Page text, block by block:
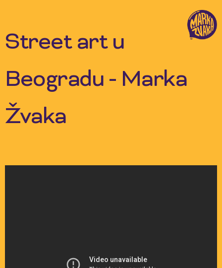
Street art u
Beogradu - Marka
Žvaka